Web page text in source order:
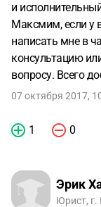
и
Максмим, если у
написать мне в
консультацию
вопросу. Всего
07 октября 2017,
1 0
Эрик
Юрист, г.